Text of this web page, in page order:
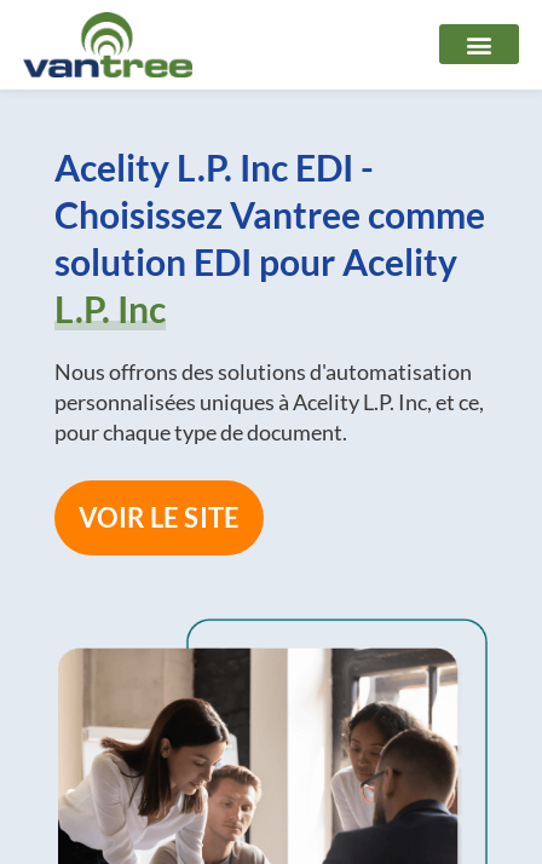
contenu
Acelity L.P. Inc EDI -
Choisissez Vantree comme
solution EDI pour Acelity
L.P. Inc
Nous offrons des solutions d'automatisation
personnalisées uniques à Acelity L.P. Inc, et ce,
pour chaque type de document.
VOIR LE SITE